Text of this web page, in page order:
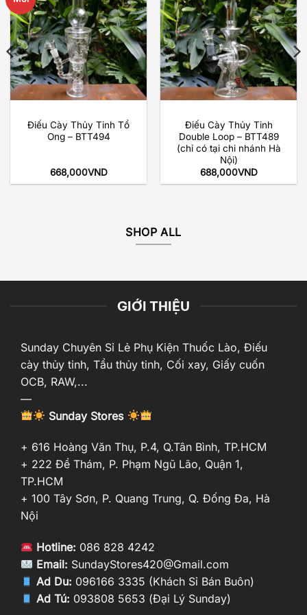
Add to
wishlist
Điếu Cày Thủy Tinh Tổ
Ong – BTT494
668,000VND
Add to
wishlist
Điếu Cày Thủy Tinh
Double Loop – BTT489
(chỉ có tại chi nhánh Hà
Nội)
688,000VND
SHOP ALL
GIỚI THIỆU
Sunday Chuyên Sỉ Lẻ Phụ Kiện Thuốc Lào, Điếu
cày thủy tinh, Tẩu thủy tinh, Cối xay, Giấy cuốn
OCB, RAW,...
—
Sunday Stores
+ 616 Hoàng Văn Thụ, P.4, Q.Tân Bình, TP.HCM
+ 222 Đề Thám, P. Phạm Ngũ Lão, Quận 1,
TP.HCM
+ 100 Tây Sơn, P. Quang Trung, Q. Đống Đa, Hà
Nội
Hotline: 086 828 4242
Email: SundayStores420@Gmail.com
Ad Du: 096166 3335 (Khách Sỉ Bán Buôn)
Ad Tú: 093808 5653 (Đại Lý Sunday)